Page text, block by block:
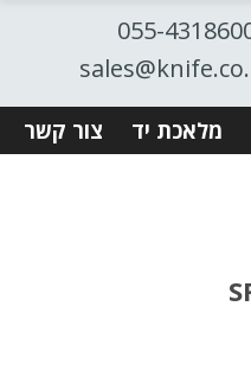
מלאכת יד צור קשר